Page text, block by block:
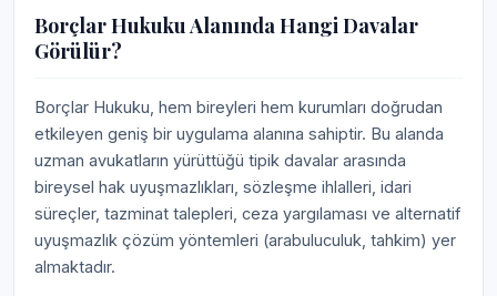
Borçlar Hukuku Alanında Hangi Davalar
Görülür?
Borçlar Hukuku, hem bireyleri hem kurumları doğrudan
etkileyen geniş bir uygulama alanına sahiptir. Bu alanda
uzman avukatların yürüttüğü tipik davalar arasında
bireysel hak uyuşmazlıkları, sözleşme ihlalleri, idari
süreçler, tazminat talepleri, ceza yargılaması ve alternatif
uyuşmazlık çözüm yöntemleri (arabuluculuk, tahkim) yer
almaktadır.